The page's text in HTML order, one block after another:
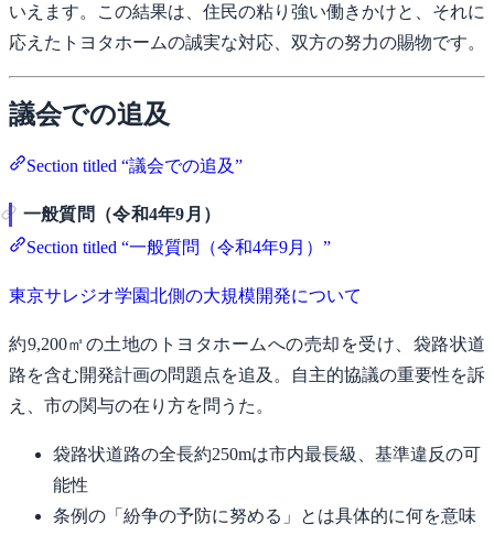
いえます。この結果は、住民の粘り強い働きかけと、それに
応えたトヨタホームの誠実な対応、双方の努力の賜物です。
議会での追及
Section titled “議会での追及”
一般質問（令和4年9月）
Section titled “一般質問（令和4年9月）”
東京サレジオ学園北側の大規模開発について
約9,200㎡の土地のトヨタホームへの売却を受け、袋路状道
路を含む開発計画の問題点を追及。自主的協議の重要性を訴
え、市の関与の在り方を問うた。
袋路状道路の全長約250mは市内最長級、基準違反の可
能性
条例の「紛争の予防に努める」とは具体的に何を意味